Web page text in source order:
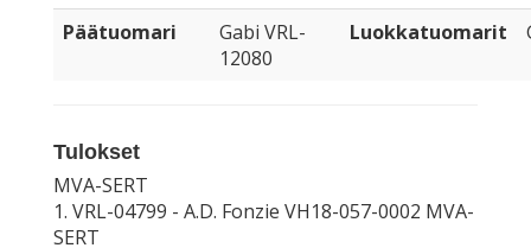
Päätuomari
Gabi VRL-
12080
Luokkatuomarit
Tulokset
MVA-SERT
1. VRL-04799 - A.D. Fonzie VH18-057-0002 MVA-
SERT